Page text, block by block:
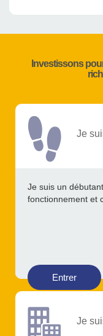
Investissons
Je
Je suis un
fonctionnement et
Entrer
Je